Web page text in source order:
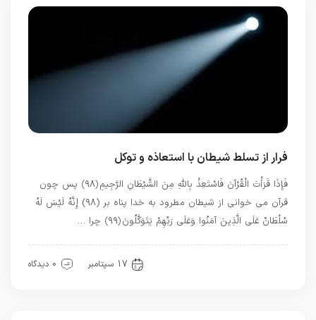
فرار از تسلط شیطان با استعاذه و توکل
فَإِذَا قَرَأْتَ الْقُرْآنَ فَاسْتَعِذْ بِاللَّهِ مِنَ الشَّيْطَانِ الرَّجِيمِ ﴿۹۸﴾ پس چون
قرآن مى‏ خوانى از شيطان مطرود به خدا پناه بر (۹۸) إِنَّهُ لَيْسَ لَهُ
سُلْطَانٌ عَلَى الَّذِينَ آمَنُوا وَعَلَى رَبِّهِمْ يَتَوَكَّلُونَ ﴿۹۹﴾ چرا …
17 سپتامبر 0 دیدگاه